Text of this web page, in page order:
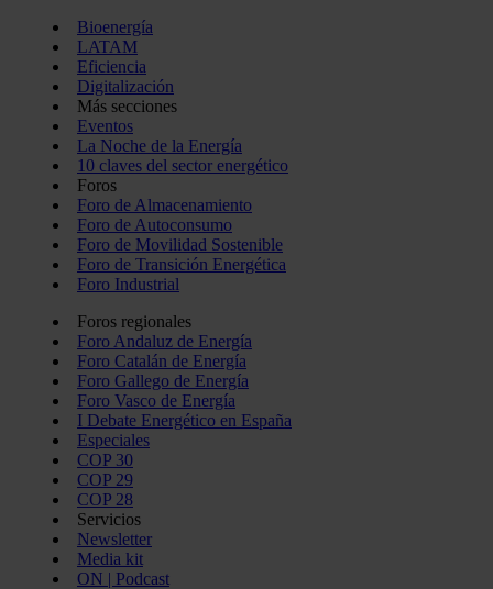
Bioenergía
LATAM
Eficiencia
Digitalización
Más secciones
Eventos
La Noche de la Energía
10 claves del sector energético
Foros
Foro de Almacenamiento
Foro de Autoconsumo
Foro de Movilidad Sostenible
Foro de Transición Energética
Foro Industrial
Foros regionales
Foro Andaluz de Energía
Foro Catalán de Energía
Foro Gallego de Energía
Foro Vasco de Energía
I Debate Energético en España
Especiales
COP 30
COP 29
COP 28
Servicios
Newsletter
Media kit
ON | Podcast